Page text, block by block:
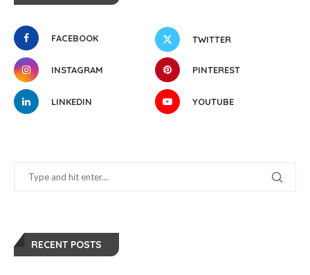
FACEBOOK TWITTER
INSTAGRAM PINTEREST
LINKEDIN YOUTUBE
RECENT POSTS